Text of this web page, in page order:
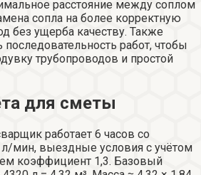
расстояние между соплом
сопла на более корректную
без ущерба качеству. Также
последовательность работ, чтобы
трубопроводов и простой
для сметы
работает 6 часов со
мин, выездные условия с учётом
коэффициент 1,3. Базовый